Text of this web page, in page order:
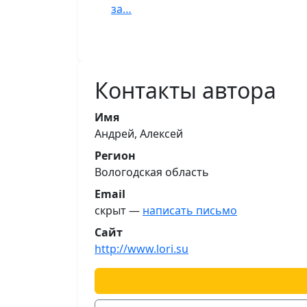
за…
Контакты автора
Имя
Андрей, Алексей
Регион
Вологодская область
Email
скрыт — написать письмо
Сайт
http://www.lori.su